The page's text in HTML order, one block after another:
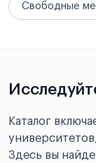
Свободные
Каталог
Здесь вы